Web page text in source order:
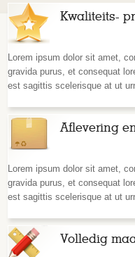
Kwaliteits-
Lorem ipsum dolor sit amet,
gravida purus, et consequat
est sagittis scelerisque at ut
Aflevering
Lorem ipsum dolor sit amet,
gravida purus, et consequat
est sagittis scelerisque at ut
Volledig